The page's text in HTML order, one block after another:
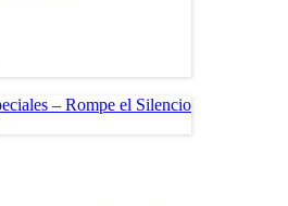
– Rompe el Silencio